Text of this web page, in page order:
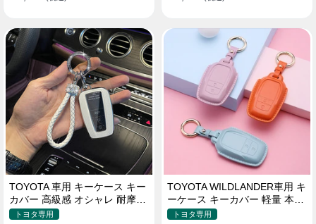
TOYOTA 車用 キーケース キー
カバー 高級感 オシャレ 耐摩耗
耐久性 高品質レザー 傷 汚れ防
トヨタ専用
TOYOTA WILDLANDER車用 キ
ーケース キーカバー 軽量 本革
かわいい 耐摩耗 耐久性
トヨタ専用